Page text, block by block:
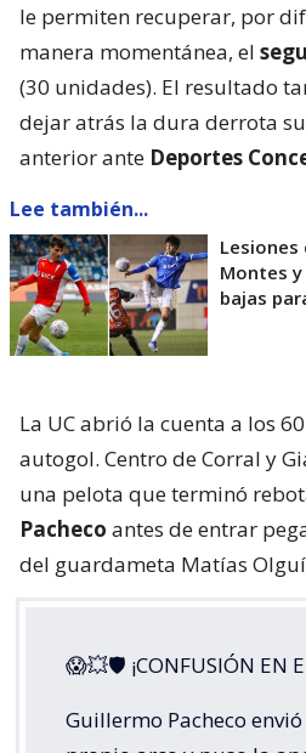
le permiten recuperar, por
manera momentánea, el
(30 unidades). El resultado
dejar atrás la dura derrota
anterior ante Deportes
Lee también...
Lesiones
Montes
bajas
La UC abrió la cuenta a los
autogol. Centro de Corral y
una pelota que terminó
Pacheco antes de entrar
del guardameta Matías
😱💥🛡 ¡CONFUSIÓN EN
Guillermo Pacheco